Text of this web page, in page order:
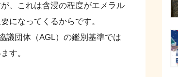
、これは含浸の程度がエメラル
になってくるからです。
議団体（AGL）の鑑別基準では
す。